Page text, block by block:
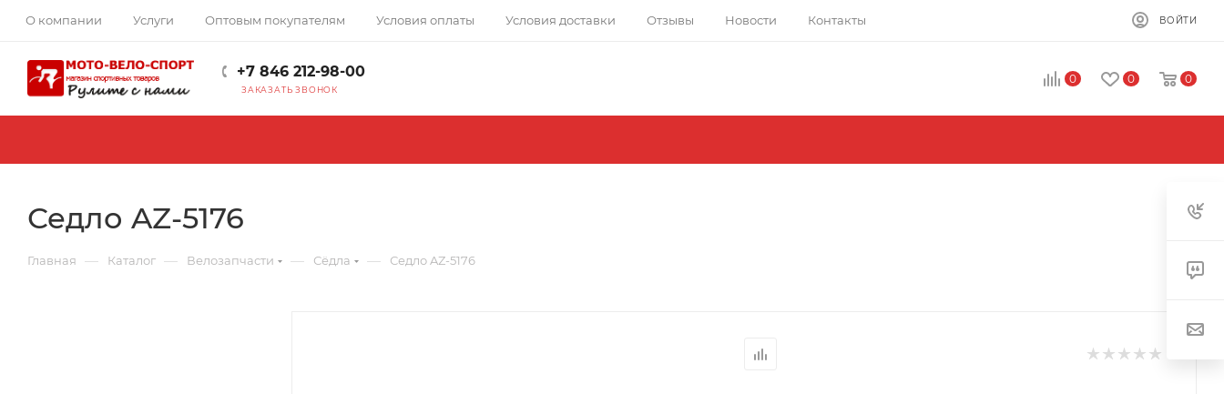
О компании Услуги Оптовым покупателям Условия оплаты Условия доставки Отзывы Новости Контакты ВОЙТИ
+7 846 212-98-00
ЗАКАЗАТЬ ЗВОНОК
0 0 0
Седло AZ-5176
Главная — Каталог — Велозапчасти — Сёдла — Седло AZ-5176